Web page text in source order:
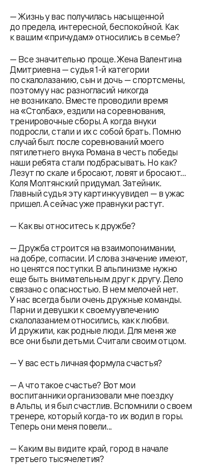
— Жизнь у вас получилась насыщенной
до предела, интересной, беспокойной. Как
к вашим «причудам» относились в семье?
— Все значительно проще. Жена Валентина
Дмитриевна — судья 1-й категории
по скалолазанию, сын и дочь — спортсмены,
поэтому у нас разногласий никогда
не возникало. Вместе проводили время
на «Столбах», ездили на соревнования,
тренировочные сборы. А когда внуки
подросли, стали и их с собой брать. Помню
случай был: после соревнований моего
пятилетнего внука Романа в честь победы
наши ребята стали подбрасывать. Но как?
Лезут по скале и бросают, ловят и бросают...
Коля Молтянский придумал. Затейник.
Главный судья эту картинку увидел — в ужас
пришел. А сейчас уже правнуки растут.
— Как вы относитесь к дружбе?
— Дружба строится на взаимопонимании,
на добре, согласии. И слова значение имеют,
но ценятся поступки. В альпинизме нужно
еще быть внимательным друг к другу. Дело
связано с опасностью. В нем мелочей нет.
У нас всегда были очень дружные команды.
Парни и девушки к своему увлечению
скалолазанием относились, как к любви.
И дружили, как родные люди. Для меня же
все они были детьми. Считали своим отцом.
— У вас есть личная формула счастья?
— А что такое счастье? Вот мои
воспитанники организовали мне поездку
в Альпы, и я был счастлив. Вспомнили о своем
тренере, который когда-то их водил в горы.
Теперь они меня повели...
— Каким вы видите край, город в начале
третьего тысячелетия?